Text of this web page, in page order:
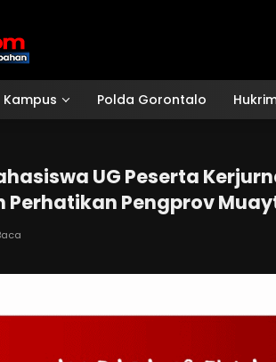
Kampus Polda Gorontalo
UG Peserta
Perhatikan Pengprov